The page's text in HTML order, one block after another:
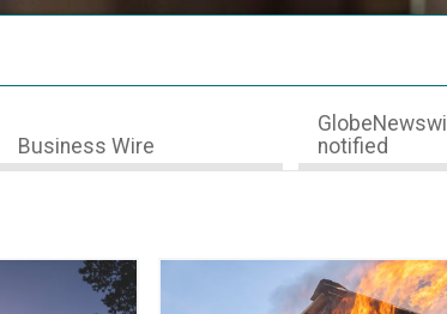
Business Wire
notified